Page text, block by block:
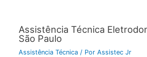
Assistência Técnica
São Paulo
Assistência Técnica/ Por Assistec Jr